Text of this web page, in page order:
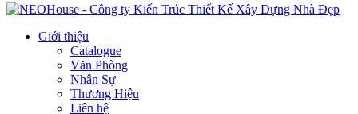
Giới thiệu
Catalogue
Văn Phòng
Nhân Sự
Thương Hiệu
Liên hệ